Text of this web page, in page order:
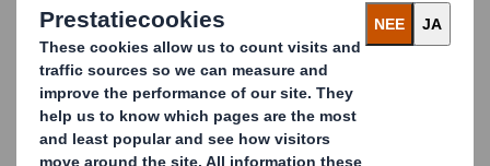
De verpakkingen zijn goed recyclebaar op de
uitpaklocatie en zijn kostprijstechnisch een stuk
interessanter. Zowel de kopschotten als de
geïntegreerde palletconstructies kunnen uitgevoerd
worden in hout of Heavy Duty golfkarton.